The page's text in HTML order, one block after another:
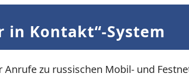
in Kontakt“-System
Anrufe zu russischen Mobil- und